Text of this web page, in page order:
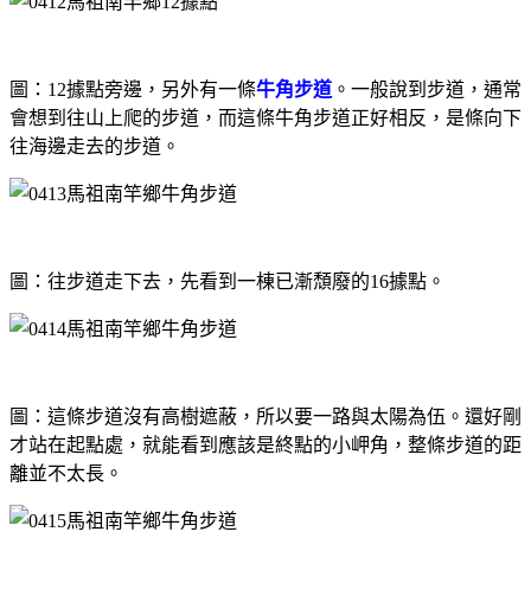
圖：12據點旁邊，另外有一條牛角步道 。一般說到步道，通常
會想到往山上爬的步道，而這條牛角步道正好相反，是條向下
往海邊走去的步道。
圖：往步道走下去，先看到一棟已漸頹廢的16據點。
圖： 這條步道沒有高樹遮蔽，所以要一路與太陽為伍。還好剛
才站在起點處，就能看到應該是終點的小岬角，整條步道的距
離並不太長。